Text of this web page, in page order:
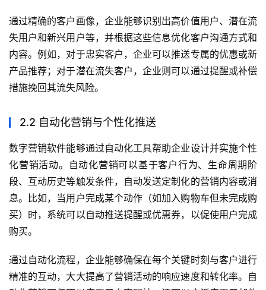
通过精确的客户画像，企业能够识别出高价值用户、潜在流
失用户和新兴用户等，并根据这些信息优化客户沟通方式和
内容。例如，对于忠实客户，企业可以推送专属的优惠或新
产品推荐；对于潜在流失客户，企业则可以通过提醒或补偿
措施挽回其流失风险。
2.2 自动化营销与个性化推送
数字营销软件能够通过自动化工具帮助企业设计并实施个性
化营销活动。自动化营销可以基于客户行为、生命周期阶
段、互动历史等触发条件，自动发送定制化的营销内容或消
息。比如，当用户完成某个动作（如加入购物车但未完成购
买）时，系统可以自动推送提醒或优惠券，以促使用户完成
购买。
通过自动化流程，企业能够确保在每个关键时刻与客户进行
精准的互动，大大提高了营销活动的响应速度和转化率。自